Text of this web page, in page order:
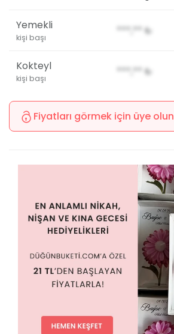
Yemekli
kişi başı
***,** ₺
Kokteyl
kişi başı
***,** ₺
Fiyatları görmek için üye olun